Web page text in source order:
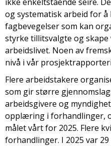
og systematisk arbeid for
fagbevegelser som kan
styrke tillitsvalgte og
arbeidslivet. Noen av
nivå i vår
Flere arbeidstakere
som gir større
arbeidsgivere og
opplæring i forhandlinger,
målet vårt for 2025. Flere
forhandlinger. I 2025 var